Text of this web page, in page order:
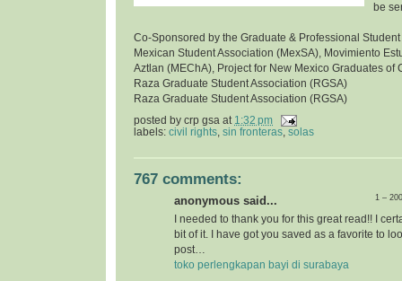
be
Co-Sponsored by the Graduate & Professional
Mexican Student Association (MexSA), Movimiento
Aztlan (MEChA), Project for New Mexico Graduates of
Raza Graduate Student Association (RGSA)
Raza Graduate Student Association (RGSA)
posted by crp gsa at 1:32 pm
labels: civil rights sin fronteras solas
767 comments:
1 –
anonymous said...
I needed to thank you for this great read!! I
bit of it. I have got you saved as a favorite to
post…
toko perlengkapan bayi di surabaya